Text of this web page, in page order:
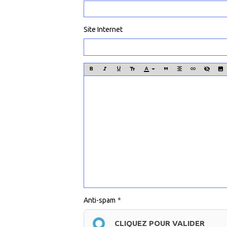
Site Internet
Anti-spam
CLIQUEZ POUR VALIDER